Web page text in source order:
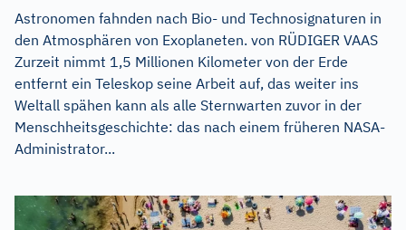
Astronomen fahnden nach Bio- und Technosignaturen in
den Atmosphären von Exoplaneten. von RÜDIGER VAAS
Zurzeit nimmt 1,5 Millionen Kilometer von der Erde
entfernt ein Teleskop seine Arbeit auf, das weiter ins
Weltall spähen kann als alle Sternwarten zuvor in der
Menschheitsgeschichte: das nach einem früheren NASA-
Administrator...